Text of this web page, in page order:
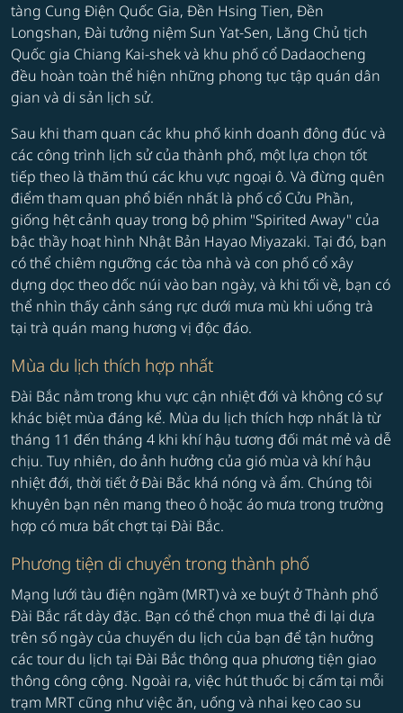
tàng Cung Điện Quốc Gia, Đền Hsing Tien, Đền
Longshan, Đài tưởng niệm Sun Yat-Sen, Lăng Chủ tịch
Quốc gia Chiang Kai-shek và khu phố cổ Dadaocheng
đều hoàn toàn thể hiện những phong tục tập quán dân
gian và di sản lịch sử.
Sau khi tham quan các khu phố kinh doanh đông đúc và
các công trình lịch sử của thành phố, một lựa chọn tốt
tiếp theo là thăm thú các khu vực ngoại ô. Và đừng quên
điểm tham quan phổ biến nhất là phố cổ Cửu Phần,
giống hệt cảnh quay trong bộ phim "Spirited Away" của
bậc thầy hoạt hình Nhật Bản Hayao Miyazaki. Tại đó, bạn
có thể chiêm ngưỡng các tòa nhà và con phố cổ xây
dựng dọc theo dốc núi vào ban ngày, và khi tối về, bạn có
thể nhìn thấy cảnh sáng rực dưới mưa mù khi uống trà
tại trà quán mang hương vị độc đáo.
Mùa du lịch thích hợp nhất
Đài Bắc nằm trong khu vực cận nhiệt đới và không có sự
khác biệt mùa đáng kể. Mùa du lịch thích hợp nhất là từ
tháng 11 đến tháng 4 khi khí hậu tương đối mát mẻ và dễ
chịu. Tuy nhiên, do ảnh hưởng của gió mùa và khí hậu
nhiệt đới, thời tiết ở Đài Bắc khá nóng và ẩm. Chúng tôi
khuyên bạn nên mang theo ô hoặc áo mưa trong trường
hợp có mưa bất chợt tại Đài Bắc.
Phương tiện di chuyển trong thành phố
Mạng lưới tàu điện ngầm (MRT) và xe buýt ở Thành phố
Đài Bắc rất dày đặc. Bạn có thể chọn mua thẻ đi lại dựa
trên số ngày của chuyến du lịch của bạn để tận hưởng
các tour du lịch tại Đài Bắc thông qua phương tiện giao
thông công cộng. Ngoài ra, việc hút thuốc bị cấm tại mỗi
trạm MRT cũng như việc ăn, uống và nhai kẹo cao su